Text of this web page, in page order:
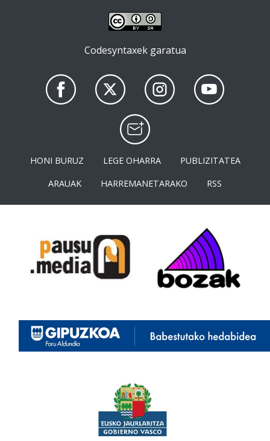
Codesyntaxek garatua
HONI BURUZ LEGE OHARRA
PUBLIZITATEA
ARAUAK
HARREMANETARAKO RSS